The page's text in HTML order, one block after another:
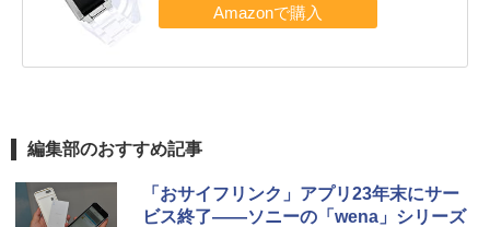
編集部のおすすめ記事
「おサイフリンク」アプリ23年末にサー
ビス終了――ソニーの「wena」シリーズ